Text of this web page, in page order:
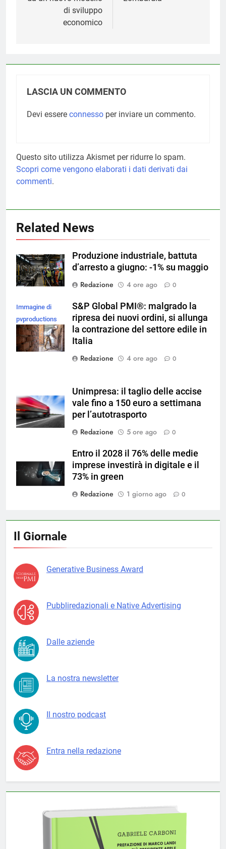
di sviluppo
economico
LASCIA UN COMMENTO
Devi essere connesso per inviare un commento.
Questo sito utilizza Akismet per ridurre lo spam.
Scopri come vengono elaborati i dati derivati dai
commenti.
Related News
Produzione industriale, battuta
d’arresto a giugno: -1% su maggio
Redazione
4 ore ago 0
Immagine di
pvproductions
su Magnific
S&P Global PMI®: malgrado la
ripresa dei nuovi ordini, si allunga
la contrazione del settore edile in
Italia
Redazione
4 ore ago 0
Unimpresa: il taglio delle accise
vale fino a 150 euro a settimana
per l’autotrasporto
Redazione
5 ore ago 0
Entro il 2028 il 76% delle medie
imprese investirà in digitale e il
73% in green
Redazione
1 giorno ago 0
Il Giornale
Generative Business Award
Pubbliredazionali e Native Advertising
Dalle aziende
La nostra newsletter
Il nostro podcast
Entra nella redazione